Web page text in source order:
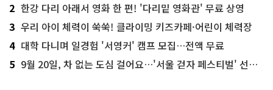
2 한강 다리 아래서 영화 한 편! '다리밑 영화관' 무료 상영
3 우리 아이 체력이 쑥쑥! 클라이밍 키즈카페·어린이 체력장
4 대학 다니며 일경험 '서영커' 캠프 모집…전액 무료
5 9월 20일, 차 없는 도심 걸어요…'서울 걷자 페스티벌' 선착순 5천명